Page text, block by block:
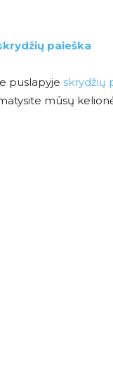
paieška
puslapyje skrydžių
mūsų